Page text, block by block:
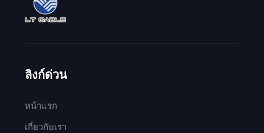
ลิงก์ด่วน
หน้าแรก
เกี่ยวกับเรา